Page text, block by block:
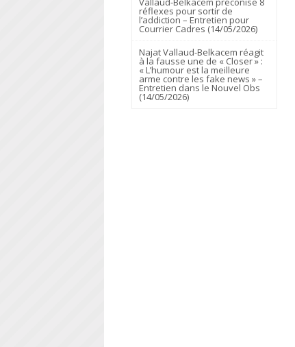
réflexes pour sortir de
l’addiction – Entretien pour
Courrier Cadres (14/05/2026)
Najat Vallaud-Belkacem réagit
à la fausse une de « Closer » :
« L’humour est la meilleure
arme contre les fake news » –
Entretien dans le Nouvel Obs
(14/05/2026)